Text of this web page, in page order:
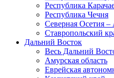
Республика
Республика Чечня
Северная Осетия –
Ставропольский
Дальний Восток
Весь Дальний
Амурская область
Еврейская